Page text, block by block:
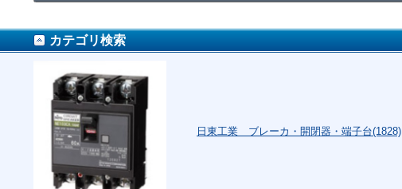
カテゴリ検索
日東工業 ブレーカ・開閉器・端子台(1828)